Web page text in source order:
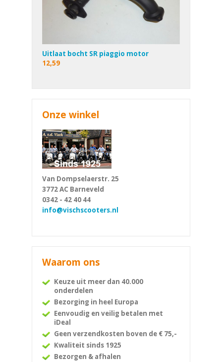
Uitlaat bocht SR piaggio motor
12,59
Onze winkel
Van Dompselaerstr. 25
3772 AC Barneveld
0342 - 42 40 44
info@vischscooters.nl
Waarom ons
Keuze uit meer dan 40.000
onderdelen
Bezorging in heel Europa
Eenvoudig en veilig betalen met
iDeal
Geen verzendkosten boven de € 75,-
Kwaliteit sinds 1925
Bezorgen & afhalen